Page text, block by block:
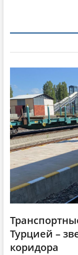
v
i
g
a
t
i
o
n
с
т
ь
я
:
Турцией –
коридора